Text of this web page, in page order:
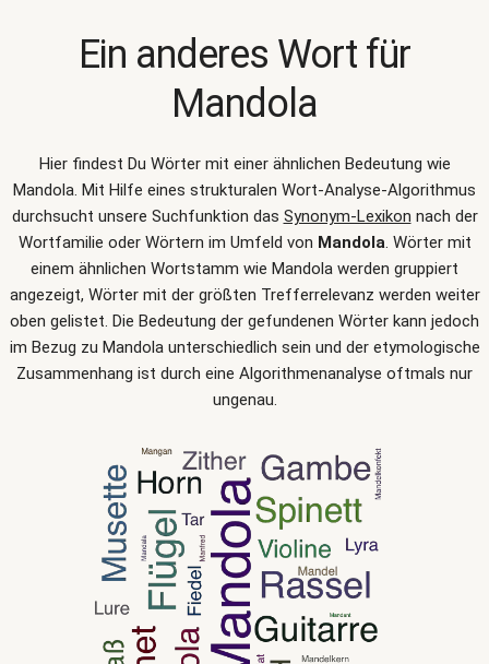
Ein anderes Wort für
Mandola
Hier findest Du Wörter mit einer ähnlichen Bedeutung wie
Mandola. Mit Hilfe eines strukturalen Wort-Analyse-Algorithmus
durchsucht unsere Suchfunktion das Synonym-Lexikon nach der
Wortfamilie oder Wörtern im Umfeld von Mandola. Wörter mit
einem ähnlichen Wortstamm wie Mandola werden gruppiert
angezeigt, Wörter mit der größten Trefferrelevanz werden weiter
oben gelistet. Die Bedeutung der gefundenen Wörter kann jedoch
im Bezug zu Mandola unterschiedlich sein und der etymologische
Zusammenhang ist durch eine Algorithmenanalyse oftmals nur
ungenau.